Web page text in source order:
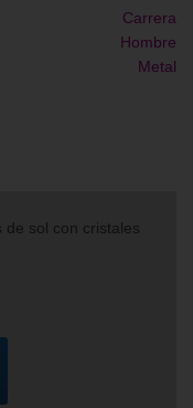
Carrera
Hombre
Metal
de sol con cristales